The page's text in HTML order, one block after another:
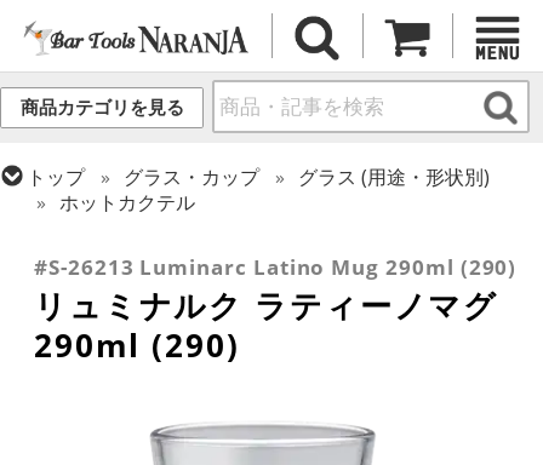
商品カテゴリを見る
トップ グラス・カップ
グラス (用途・形状別)
ホットカクテル
アルク
#S-26213 Luminarc Latino Mug 290ml (290)
リュミナルク ラティーノマグ
290ml (290)